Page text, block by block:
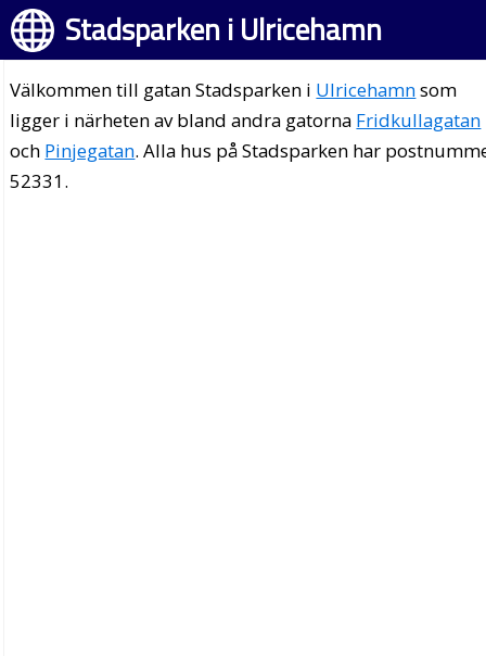
Stadsparken i Ulricehamn
Välkommen till gatan Stadsparken i Ulricehamnsom
ligger i närheten av bland andra gatorna Fridkullagatan
och Pinjegatan. Alla hus på Stadsparken har
52331.